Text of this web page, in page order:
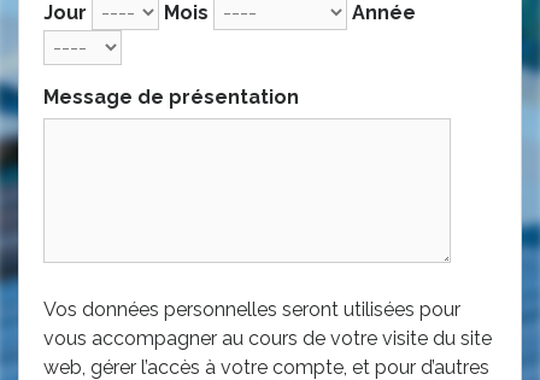
Jour
Mois Année
Message de présentation
Vos données personnelles seront utilisées pour
vous accompagner au cours de votre visite du site
web, gérer l’accès à votre compte, et pour d’autres